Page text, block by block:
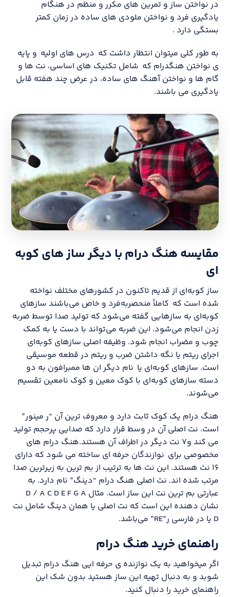
در نواختن ساز و تمرین های مکرر و منظم در هنگام
یادگیری فرد و نواختن ملودی های ساده در زمان کمتر
بستگی دارد .
به طور کلی میتوان انتظار داشت که درس های اولیه و پایه
ی نواختن هنگدرام که شامل تکنیک های اساسی، نت ها و
گام ها و نواختن آهنگ های ساده، در عرض چند هفته قابل
یادگیری می باشند.
مقایسه هنگ درام با دیگر ساز های کوبه
ای
ساز کوبه‌ای از قدیم تاکنون در کشورهای مختلف نواخته
شده است که کاملاً منحصربه‌فرد و خاص می‌باشند ساز‌های
کوبه‌ای به ساز‌هایی گفته می‌شود که تولید صدا توسط ضربه
زدن انجام می‌شود. این ضربه می‌تواند با دست یا به کمک
چوب و مضراب انجام شود. وظیفه اصلی ساز‌های کوبه‌ای
اجرای ریتم یا نگه داشتن ضرب و ریتم در قطعه موسیقی
است. ساز‌های کوبه‌ای یا نام دیگر ان ها ممبرافون به دو
دسته ساز‌های کوبه‌ای با کوک معین و کوک نامعین تقسیم
می‌شوند.
هنگ درام یک کوک ثابت دارد و معروف ترین آن “ر مینور”
است. نت اصلی آن در وسط قرار دارد که صدایی پرحجم تولید
می کند و۷ نت دیگر در اطراف آن هستند.هنگ درام های
مخصوصی برای نوازندگان حرفه ای ساخته می شود که دارای
۱۶ نت هستند. این نت ها به ترتیب از بم ترین به زیرترین صدا
مرتب شده اند. نت اصلی هنگ درام “دینگ” نام دارد. به
عبارتی بم ترین نت این ساز است. مثال D / A C D E F G A
نشان دهنده این است که نت اصلی یا همان دینگ شامل نت
D یا در فارسی ر”RE” می‌باشد.
راهنمای خرید هنگ درام
اگر میخواهید به یک نوازنده ی حرفه ایی هنگ درام تبدیل
شوبد و به دنبال تهیه این ساز هستید بدون شک این
راهنمای خرید را دنبال کنید.